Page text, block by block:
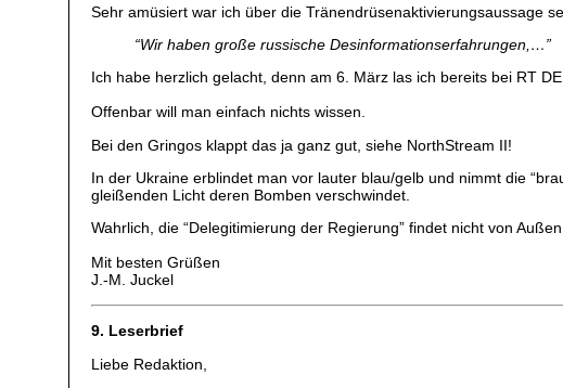
Sehr amüsiert war ich über die Tränendrüsenaktivierungsaussage
“Wir haben große russische Desinformationserfahrungen,…”
Ich habe herzlich gelacht, denn am 6. März las ich bereits bei RT
Offenbar will man einfach nichts wissen.
Bei den Gringos klappt das ja ganz gut, siehe NorthStream II!
In der Ukraine erblindet man vor lauter blau/gelb und nimmt die
gleißenden Licht deren Bomben verschwindet.
Wahrlich, die “Delegitimierung der Regierung” findet nicht von
Mit besten Grüßen
J.-M. Juckel
9. Leserbrief
Liebe Redaktion,